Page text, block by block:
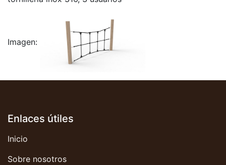
Imagen:
Enlaces útiles
Inicio
Sobre nosotros